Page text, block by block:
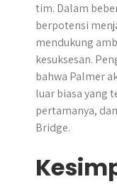
tim. Dalam
berpotensi
mendukung
kesuksesan.
bahwa Palmer
luar biasa yang
pertamanya,
Bridge.